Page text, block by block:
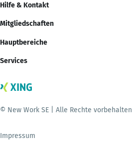
Hilfe & Kontakt
Mitgliedschaften
Hauptbereiche
Services
© New Work SE | Alle Rechte vorbehalten
Impressum